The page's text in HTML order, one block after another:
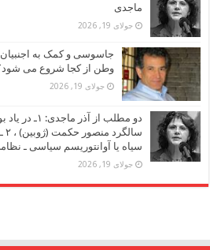
ماجدی
جولای 19, 2026
جاسوسی و کمک به اجنبیان،
وطن از کجا شروع می
جولای 19, 2026
دو مطلب از
سیاه یا آوانتوریسم سیاسی ـ
جولای 19, 2026